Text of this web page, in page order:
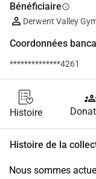
Bénéficiaireinfo
Derwent Valley
Coordonnées
**************4261
Histoire
Histoire de la
Nous sommes